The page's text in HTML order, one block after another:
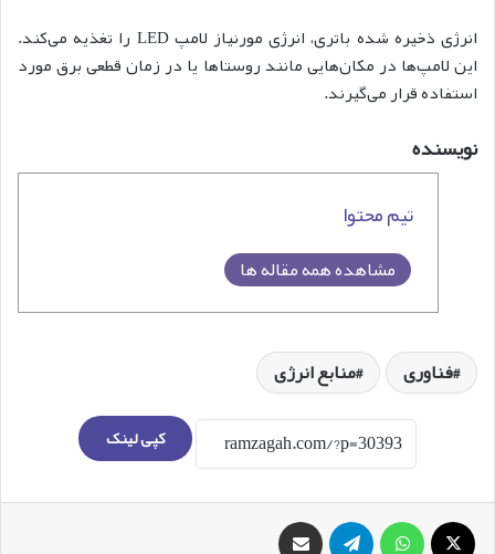
انرژی ذخیره شده باتری، انرژی مورنیاز لامپ LED را تغذیه می‌کند.
این لامپ‌‌ها در مکان‌هایی مانند روستاها یا در زمان قطعی برق مورد
استفاده قرار می‌گیرند.
نویسنده
تیم محتوا
مشاهده همه مقاله ها
فناوری منابع انرژی
کپی لینک